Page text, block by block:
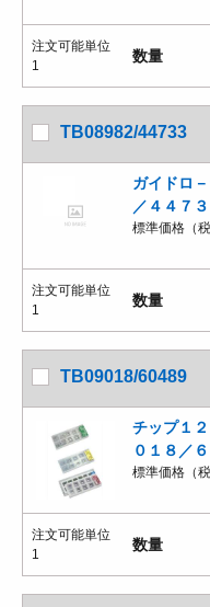
注文可能単位
1
数量
TB08982/44733
ガイドロ
／４４７
標準価格（
注文可能単位
1
数量
TB09018/60489
チップ１
０１８／
標準価格（
注文可能単位
1
数量